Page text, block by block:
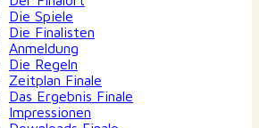
Die Spiele
Die Finalisten
Anmeldung
Die Regeln
Zeitplan Finale
Das Ergebnis Finale
Impressionen